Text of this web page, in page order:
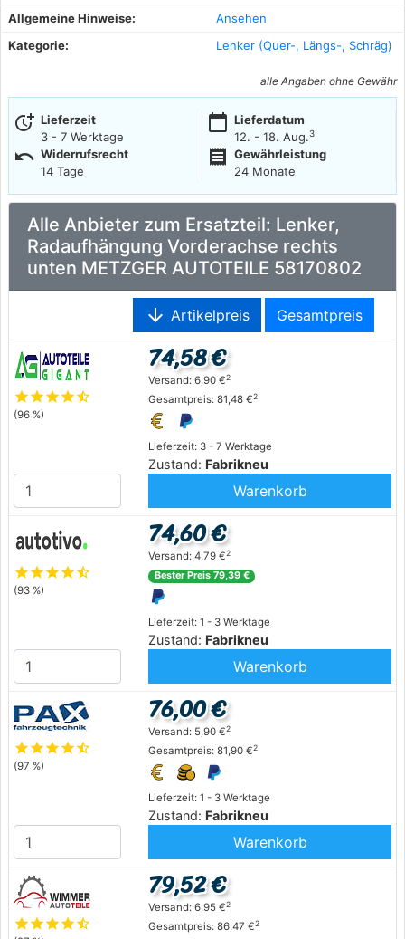
Allgemeine Hinweise:
Ansehen
Kategorie:
Lenker (Quer-, Längs-, Schräg)
alle Angaben ohne Gewähr
more_time Lieferzeit
3 - 7 Werktage
calendar_today Lieferdatum
12. - 18. Aug.3
undo Widerrufsrecht
14 Tage
receipt
Gewährleistung
24 Monate
Alle Anbieter zum Ersatzteil: Lenker,
Radaufhängung Vorderachse rechts
unten METZGER AUTOTEILE 58170802
arrow_downward Artikelpreis Gesamtpreis
starstarstarstarstar_half
(96 %)
Lieferzeit: 3 - 7 Werktage
Zustand: Fabrikneu
74,58 €
Versand: 6,90 €2
Gesamtpreis: 81,48 €2
Warenkorb
starstarstarstarstar_half
(93 %)
Lieferzeit: 1 - 3 Werktage
Zustand: Fabrikneu
74,60 €
Versand: 4,79 €2
Bester Preis 79,39 €
Warenkorb
starstarstarstarstar_half
(97 %)
Lieferzeit: 1 - 3 Werktage
Zustand: Fabrikneu
76,00 €
Versand: 5,90 €2
Gesamtpreis: 81,90 €2
Warenkorb
starstarstarstarstar_half
79,52 €
Versand: 6,95 €2
Gesamtpreis: 86,47 €2